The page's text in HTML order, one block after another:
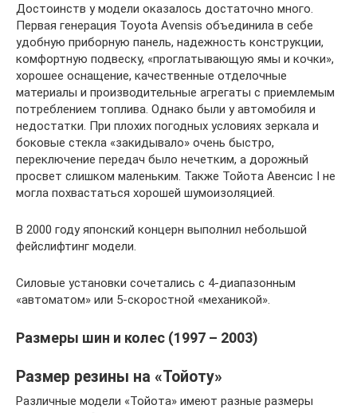
Достоинств у модели оказалось достаточно много.
Первая генерация Toyota Avensis объединила в себе
удобную приборную панель, надежность конструкции,
комфортную подвеску, «проглатывающую ямы и кочки»,
хорошее оснащение, качественные отделочные
материалы и производительные агрегаты с приемлемым
потреблением топлива. Однако были у автомобиля и
недостатки. При плохих погодных условиях зеркала и
боковые стекла «закидывало» очень быстро,
переключение передач было нечетким, а дорожный
просвет слишком маленьким. Также Тойота Авенсис I не
могла похвастаться хорошей шумоизоляцией.
В 2000 году японский концерн выполнил небольшой
фейслифтинг модели.
Силовые установки сочетались с 4-диапазонным
«автоматом» или 5-скоростной «механикой».
Размеры шин и колес (1997 – 2003)
Размер резины на «Тойоту»
Различные модели «Тойота» имеют разные размеры